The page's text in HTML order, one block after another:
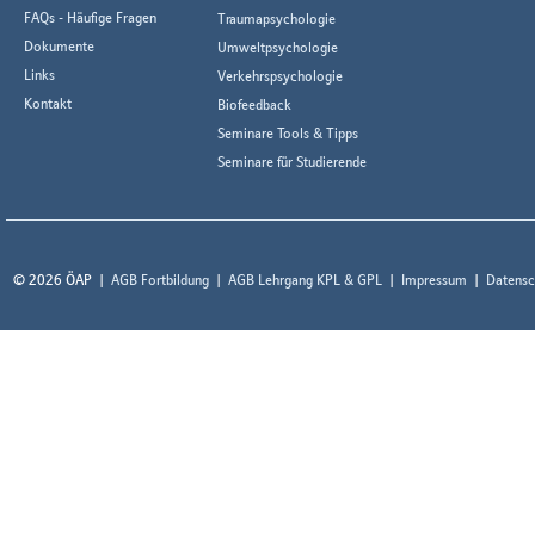
FAQs - Häufige Fragen
Dokumente
Links
Kontakt
Traumapsychologie
Umweltpsychologie
Verkehrspsychologie
Biofeedback
Seminare Tools & Tipps
Seminare für Studierende
© 2026 ÖAP AGB Fortbildung AGB Lehrgang KPL & GPL Impressum